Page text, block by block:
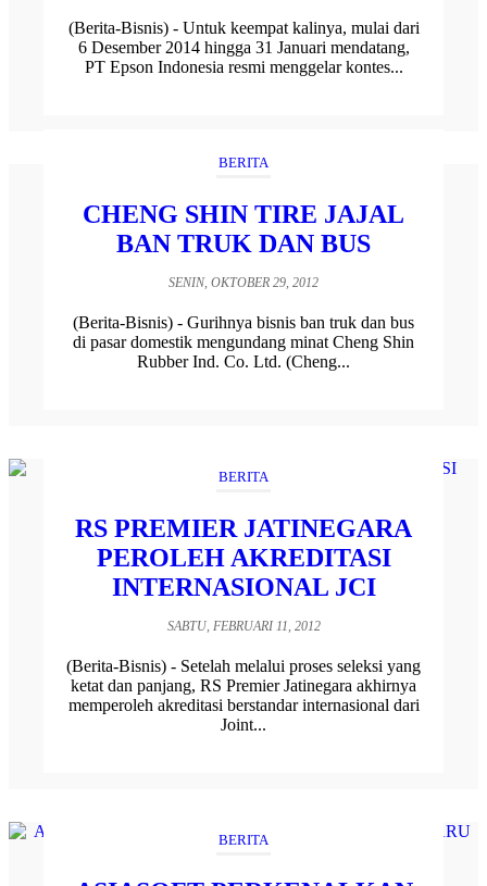
(Berita-Bisnis) - Untuk keempat kalinya, mulai dari
6 Desember 2014 hingga 31 Januari mendatang,
PT Epson Indonesia resmi menggelar kontes...
BERITA
CHENG SHIN TIRE JAJAL
BAN TRUK DAN BUS
SENIN, OKTOBER 29, 2012
(Berita-Bisnis) - Gurihnya bisnis ban truk dan bus
di pasar domestik mengundang minat Cheng Shin
Rubber Ind. Co. Ltd. (Cheng...
BERITA
RS PREMIER JATINEGARA
PEROLEH AKREDITASI
INTERNASIONAL JCI
SABTU, FEBRUARI 11, 2012
(Berita-Bisnis) - Setelah melalui proses seleksi yang
ketat dan panjang, RS Premier Jatinegara akhirnya
memperoleh akreditasi berstandar internasional dari
Joint...
BERITA